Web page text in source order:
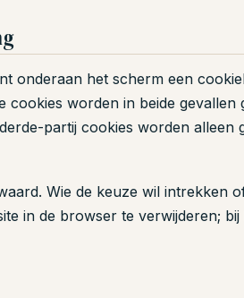
onderaan het scherm een
worden in beide gevallen
partij cookies worden alleen
Wie de keuze wil intrekken
in de browser te verwijderen;